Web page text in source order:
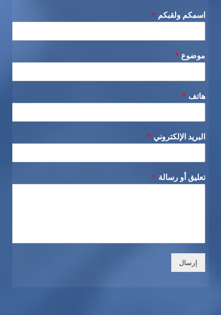
اسمكم ولقبكم *
موضوع *
هاتف *
البريد الإلكتروني *
تعليق أو رسالة *
إرسال